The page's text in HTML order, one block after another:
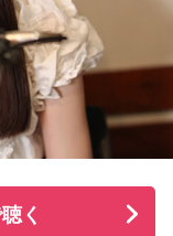
」にも訪れた
わったり馬関連グ
用が馬たちの支援
運ぶことを呼び
経験を交えて語っ
地域の子どもたち
く